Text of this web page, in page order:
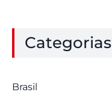
Categorias
Brasil